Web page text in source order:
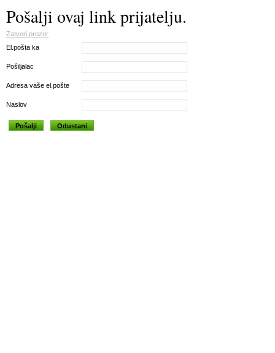
Pošalji ovaj link prijatelju.
Zatvori prozor
El.pošta ka
Pošiljalac
Adresa vaše el.pošte
Naslov
Pošalji Odustani